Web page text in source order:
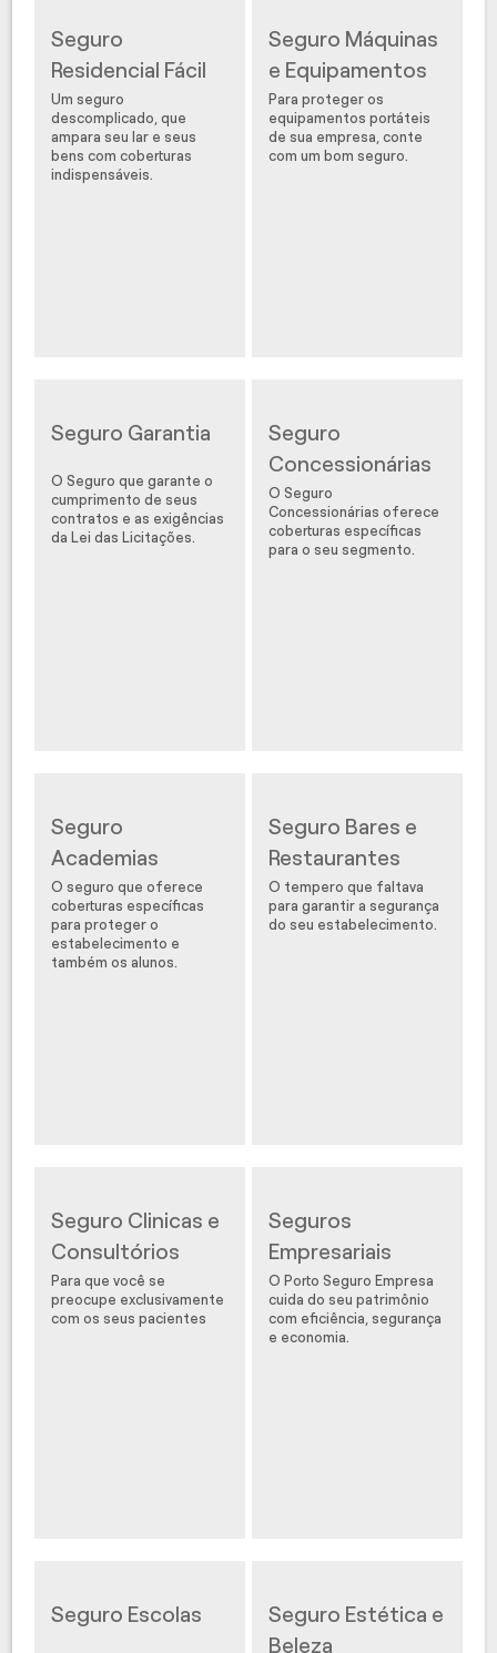
Seguro
Residencial Fácil
Um seguro
descomplicado, que
ampara seu lar e seus
bens com coberturas
indispensáveis.
Seguro Máquinas
e Equipamentos
Para proteger os
equipamentos portáteis
de sua empresa, conte
com um bom seguro.
Seguro Garantia
O Seguro que garante o
cumprimento de seus
contratos e as exigências
da Lei das Licitações.
Seguro
Concessionárias
O Seguro
Concessionárias oferece
coberturas específicas
para o seu segmento.
Seguro
Academias
O seguro que oferece
coberturas específicas
para proteger o
estabelecimento e
também os alunos.
Seguro Bares e
Restaurantes
O tempero que faltava
para garantir a segurança
do seu estabelecimento.
Seguro Clinicas e
Consultórios
Para que você se
preocupe exclusivamente
com os seus pacientes
Seguros
Empresariais
O Porto Seguro Empresa
cuida do seu patrimônio
com eficiência, segurança
e economia.
Seguro Escolas
Seguro Estética e
Beleza